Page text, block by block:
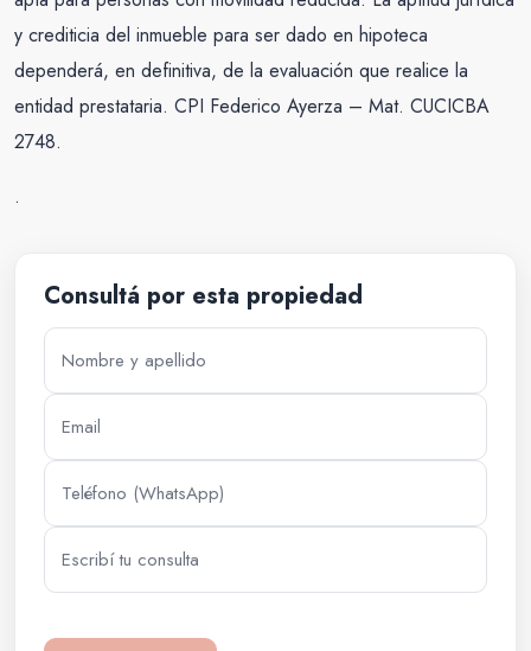
y crediticia del inmueble para ser dado en hipoteca
dependerá, en definitiva, de la evaluación que realice la
entidad prestataria. CPI Federico Ayerza – Mat. CUCICBA
2748.
.
Consultá por esta propiedad